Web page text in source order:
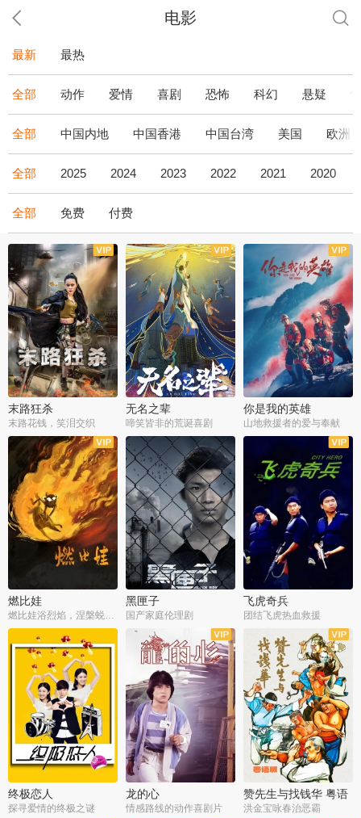
电影
最新 最热
全部 动作 爱情 喜剧 恐怖 科幻 悬疑
全部 中国内地 中国香港 中国台湾 美国 欧洲
全部 2025 2024 2023 2022 2021 2020
全部 免费 付费
末路狂杀
末路花钱，笑泪交织
无名之辈
啼笑皆非的荒诞喜剧
你是我的英雄
山地救援者的爱与奉献
燃比娃
燃比娃浴烈焰，涅槃蜕变成人
黑匣子
国产家庭伦理剧
飞虎奇兵
团结飞虎热血救援
终极恋人
探寻爱情的终极之谜
龙的心
情感路线的动作喜剧片
赞先生与找钱华 粤语
版
洪金宝咏春治恶霸